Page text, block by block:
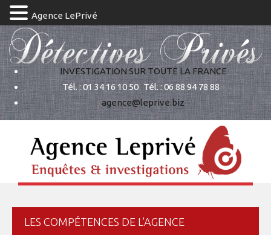
INVESTIGATION SUR TOUTE LA FRANCE
Tél. : 01 34 16 10 50 Tél. : 06 88 94 78 88
agence@leprive.biz
LES COMPÉTENCES DE L’AGENCE
Agence LePrivé